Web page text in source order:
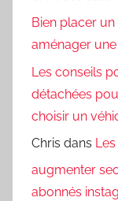
Bien placer
aménager
Les conseils
détachées
choisir un
Chris dans
augmenter
abonnés